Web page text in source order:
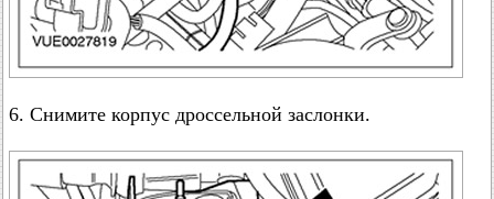
6. Снимите корпус дроссельной заслонки.